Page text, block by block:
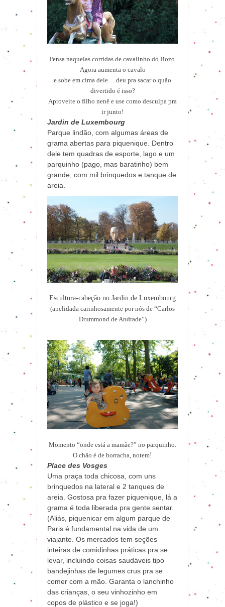
Pensa naquelas corridas de cavalinho do Bozo.
Agora aumenta o cavalo
e sobe em cima dele… deu pra sacar o quão
divertido é isso?
Aproveite o filho nenê e use como desculpa pra
ir junto!
Jardin de Luxembourg
Parque lindão, com algumas áreas de
grama abertas para piquenique. Dentro
dele tem quadras de esporte, lago e um
parquinho (pago, mas baratinho) bem
grande, com mil brinquedos e tanque de
areia.
Escultura-cabeção no Jardin de Luxembourg
(apelidada carinhosamente por nós de “Carlos
Drummond de Andrade”)
Momento “onde está a mamãe?” no parquinho.
O chão é de borracha, notem!
Place des Vosges
Uma praça toda chicosa, com uns
brinquedos na lateral e 2 tanques de
areia. Gostosa pra fazer piquenique, lá a
grama é toda liberada pra gente sentar.
(Aliás, piquenicar em algum parque de
Paris é fundamental na vida de um
viajante. Os mercados tem seções
inteiras de comidinhas práticas pra se
levar, incluindo coisas saudáveis tipo
bandejinhas de legumes crus pra se
comer com a mão. Garanta o lanchinho
das crianças, o seu vinhozinho em
copos de plástico e se joga!)